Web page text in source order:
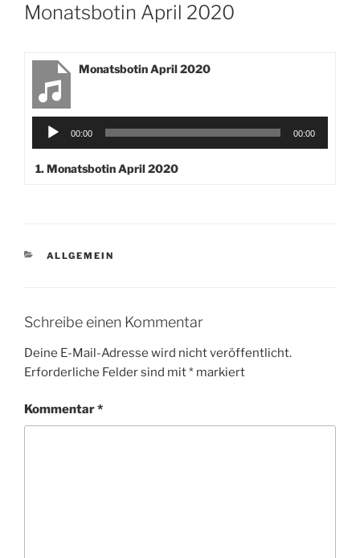
Monatsbotin April 2020
Monatsbotin April 2020
Audio-
Player
00:00 00:00
1.Monatsbotin April 2020
KATEGORIEN
ALLGEMEIN
Schreibe einen Kommentar
Deine E-Mail-Adresse wird nicht veröffentlicht.
Erforderliche Felder sind mit* markiert
Kommentar*